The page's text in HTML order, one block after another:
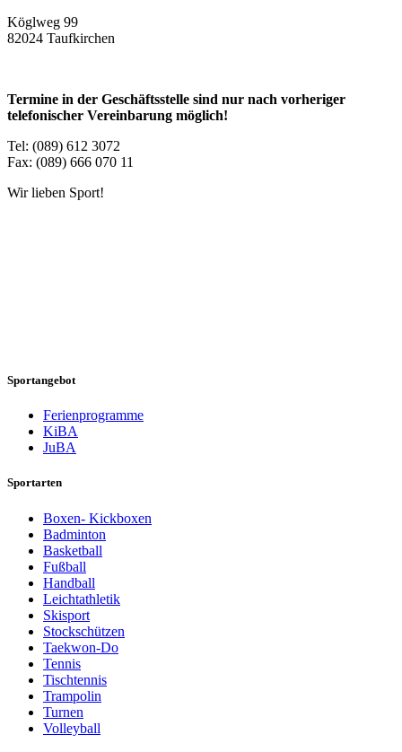
Köglweg 99
82024 Taufkirchen
Termine in der Geschäftsstelle sind nur nach vorheriger
telefonischer Vereinbarung möglich!
Tel: (089) 612 3072
Fax: (089) 666 070 11
Wir lieben Sport!
Sportangebot
Ferienprogramme
KiBA
JuBA
Sportarten
Boxen- Kickboxen
Badminton
Basketball
Fußball
Handball
Leichtathletik
Skisport
Stockschützen
Taekwon-Do
Tennis
Tischtennis
Trampolin
Turnen
Volleyball